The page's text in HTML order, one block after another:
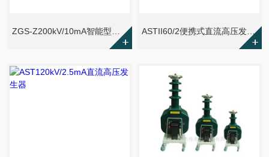
ASTII60/2便携式直流高压发生器